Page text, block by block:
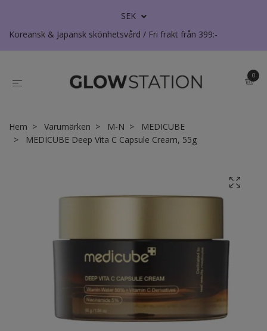
SEK
Koreansk & Japansk skönhetsvård / Fri frakt från 399:-
0
Hem Varumärken M-N
MEDICUBE
MEDICUBE Deep Vita C Capsule Cream, 55g